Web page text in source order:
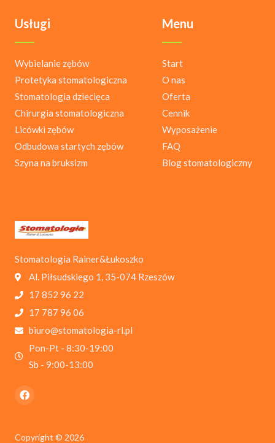
Stomatologia Rainer&Łukoszko
Al. Piłsudskiego 1, 35-074 Rzeszów
17 852 96 22
17 787 96 06
biuro@stomatologia-rl.pl
Pon-Pt - 8:30-19:00
Sb - 9:00-13:00
Menu
Start
O nas
Oferta
Cennik
Wyposażenie
FAQ
Blog stomatologiczny
Usługi
Wybielanie zębów
Protetyka stomatologiczna
Stomatologia dziecięca
Chirurgia stomatologiczna
Licówki zębów
Odbudowa startych zębów
Szyna na bruksizm
Copyright © 2026